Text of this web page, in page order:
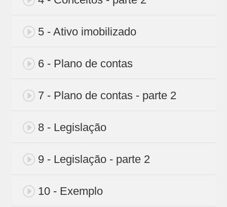
5 - Ativo imobilizado
6 - Plano de contas
7 - Plano de contas - parte 2
8 - Legislação
9 - Legislação - parte 2
10 - Exemplo